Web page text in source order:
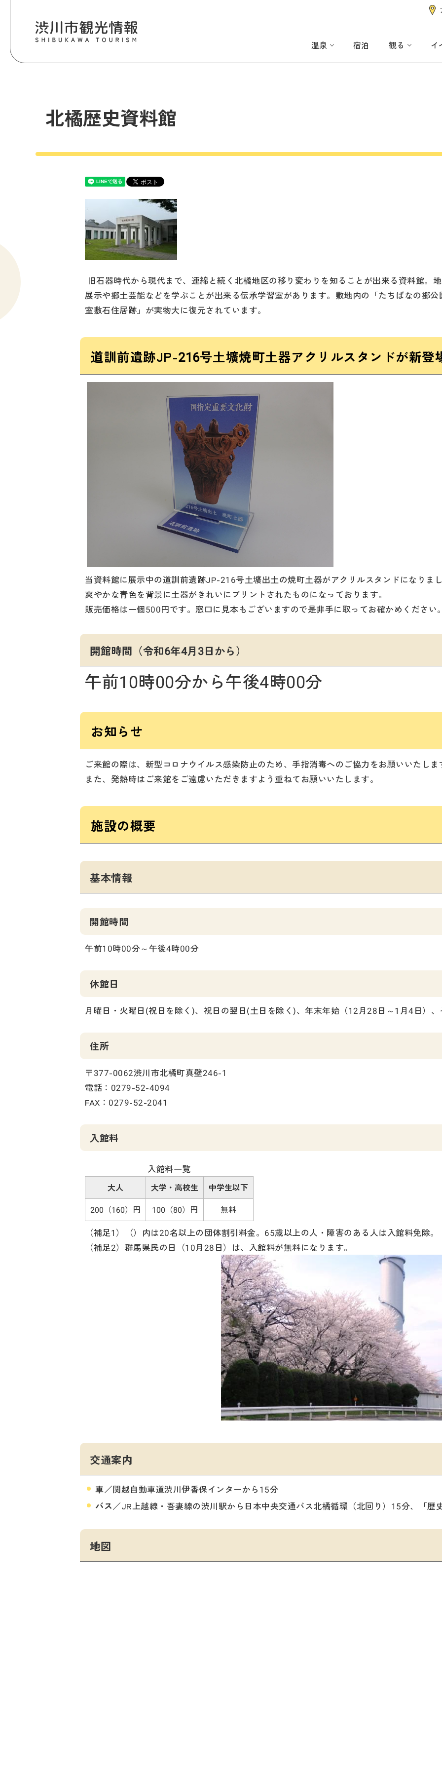
温泉 宿泊 観る イ
北橘歴史資料館
旧石器時代から現代まで、連綿と続く北橘地区の移り変わりを知ることが出来る資料館。
展示や郷土芸能などを学ぶことが出来る伝承学習室があります。敷地内の「たちばなの郷
室敷石住居跡」が実物大に復元されています。
道訓前遺跡JP-216号土壙焼町土器アクリルスタンドが新登
当資料館に展示中の道訓前遺跡JP-216号土壙出土の焼町土器がアクリルスタンドになりま
爽やかな青色を背景に土器がきれいにプリントされたものになっております。
販売価格は一個500円です。窓口に見本もございますので是非手に取ってお確かめください
開館時間（令和6年4月3日から）
午前10時00分から午後4時00分
お知らせ
ご来館の際は、新型コロナウイルス感染防止のため、手指消毒へのご協力をお願いいたしま
また、発熱時はご来館をご遠慮いただきますよう重ねてお願いいたします。
施設の概要
基本情報
開館時間
午前10時00分～午後4時00分
休館日
月曜日・火曜日(祝日を除く)、祝日の翌日(土日を除く)、年末年始（12月28日～1月4日）
住所
〒377-0062渋川市北橘町真壁246-1
電話：0279-52-4094
FAX：0279-52-2041
入館料
入館料一覧
大人 大学・高校生
中学生以下
200（160）円
100（80）円 無料
（補足1）（）内は20名以上の団体割引料金。65歳以上の人・障害のある人は入館料免除。
（補足2）群馬県民の日（10月28日）は、入館料が無料になります。
交通案内
車／関越自動車道渋川伊香保インターから15分
バス／JR上越線・吾妻線の渋川駅から日本中央交通バス北橘循環（北回り）15分、「歴
地図